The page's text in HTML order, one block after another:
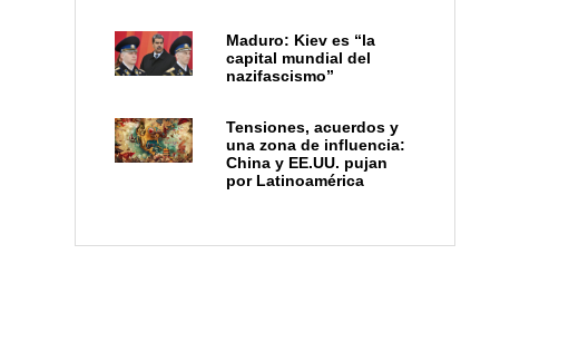
Maduro: Kiev es “la
capital mundial del
nazifascismo”
Tensiones, acuerdos y
una zona de influencia:
China y EE.UU. pujan
por Latinoamérica